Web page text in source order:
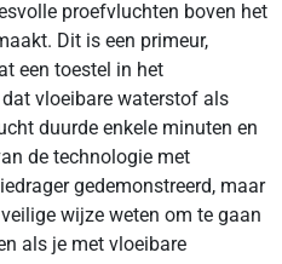
proefvluchten boven het
Dit is een primeur,
een toestel in het
vloeibare waterstof als
duurde enkele minuten en
de technologie met
gedemonstreerd, maar
wijze weten om te gaan
als je met vloeibare